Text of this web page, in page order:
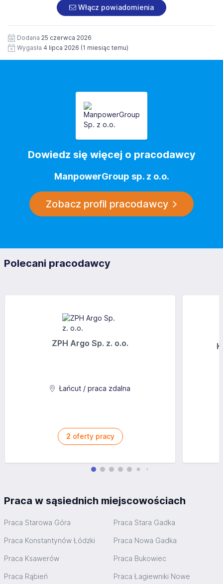
dokumentach aplikacyjnych (w tym wizerunku), na
potrzeby przyszłych rekrutacji przez okres 12 miesięcy.
Zgoda jest dobrowolna i może być w każdym czasie
wycofana.
Włącz powiadomienia
Dodana 25 czerwca 2026
Wygasła 4 lipca 2026 (1 miesiąc temu)
Dowiedz się więcej o pracodawcy
ManpowerGroup sp. z o.o.
Zobacz profil pracodawcy
Polecani pracodawcy
ZPH Argo Sp. z. o.o.
Łańcut / praca zdalna
2 oferty pracy
Praca w sąsiednich miejscowościach
Praca Starowa Góra Praca Stara Gadka
Praca Konstantynów Łódzki Praca Nowa Gadka
Praca Ksawerów Praca Bukowiec
Praca Rąbień Praca Łagiewniki Nowe